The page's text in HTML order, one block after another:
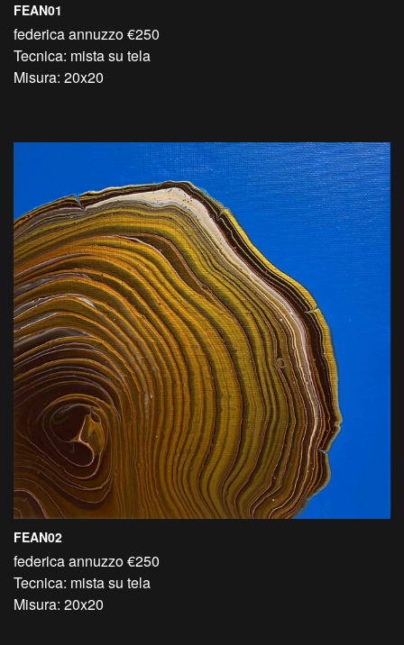
FEAN01
federica annuzzo €250
Tecnica: mista su tela
Misura: 20x20
FEAN02
federica annuzzo €250
Tecnica: mista su tela
Misura: 20x20